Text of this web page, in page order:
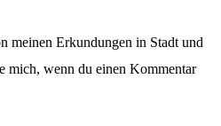
meinen Erkundungen in Stadt und
mich, wenn du einen Kommentar